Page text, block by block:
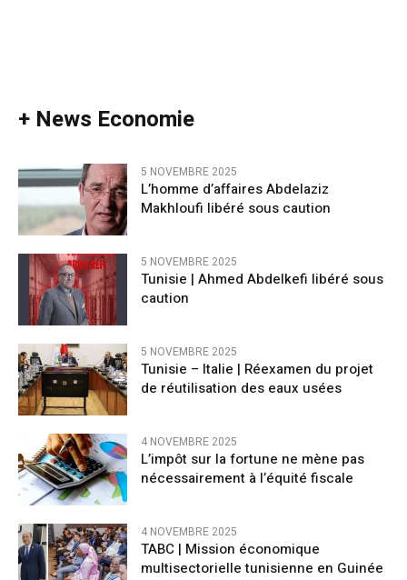
+ News Economie
5 NOVEMBRE 2025
L’homme d’affaires Abdelaziz
Makhloufi libéré sous caution
5 NOVEMBRE 2025
Tunisie | Ahmed Abdelkefi libéré sous
caution
5 NOVEMBRE 2025
Tunisie – Italie | Réexamen du projet
de réutilisation des eaux usées
4 NOVEMBRE 2025
L’impôt sur la fortune ne mène pas
nécessairement à l’équité fiscale
4 NOVEMBRE 2025
TABC | Mission économique
multisectorielle tunisienne en Guinée